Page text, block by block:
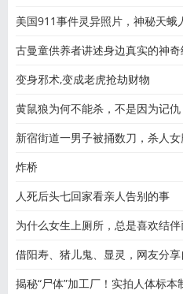
美国911事件灵异照片，神秘天蛾
古曼童供养者讲述身边真实的神
变身邪术,变成老虎抢劫财物
黄鼠狼为何不能杀，不是因为记
新宿街道一男子被捅数刀，杀人
炸桥
人死后头七回家看亲人告别的事
为什么女生上厕所，总是喜欢结伴
借阳寿、猪儿鬼、显灵，网友分
揭秘“尸体”加工厂！实拍人体标本